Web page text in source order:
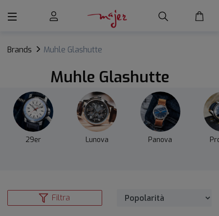
Brands Muhle Glashutte
Muhle Glashutte
29er Lunova Panova
Filtra